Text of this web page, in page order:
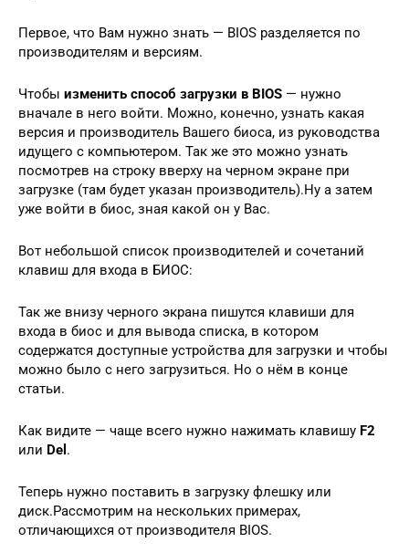
Первое, что Вам нужно знать — BIOS разделяется по
производителям и версиям.
Чтобы изменить способ загрузки в BIOS — нужно
вначале в него войти. Можно, конечно, узнать какая
версия и производитель Вашего биоса, из руководства
идущего с компьютером. Так же это можно узнать
посмотрев на строку вверху на черном экране при
загрузке (там будет указан производитель).Ну а затем
уже войти в биос, зная какой он у Вас.
Вот небольшой список производителей и сочетаний
клавиш для входа в БИОС:
Так же внизу черного экрана пишутся клавиши для
входа в биос и для вывода списка, в котором
содержатся доступные устройства для загрузки и чтобы
можно было с него загрузиться. Но о нём в конце
статьи.
Как видите — чаще всего нужно нажимать клавишу F2
или Del .
Теперь нужно поставить в загрузку флешку или
диск.Рассмотрим на нескольких примерах,
отличающихся от производителя BIOS.